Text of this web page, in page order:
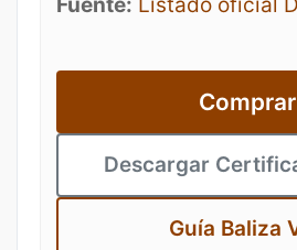
Comprar
Descargar
Guía Baliza